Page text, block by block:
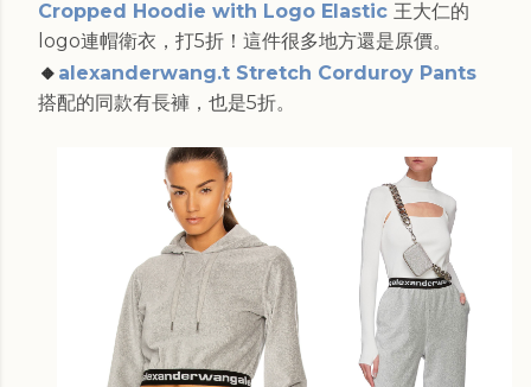
Cropped Hoodie with Logo Elastic 王大仁的
logo連帽衛衣，打5折！這件很多地方還是原價。
🔸 alexanderwang.t Stretch Corduroy Pants
搭配的同款有長褲，也是5折。